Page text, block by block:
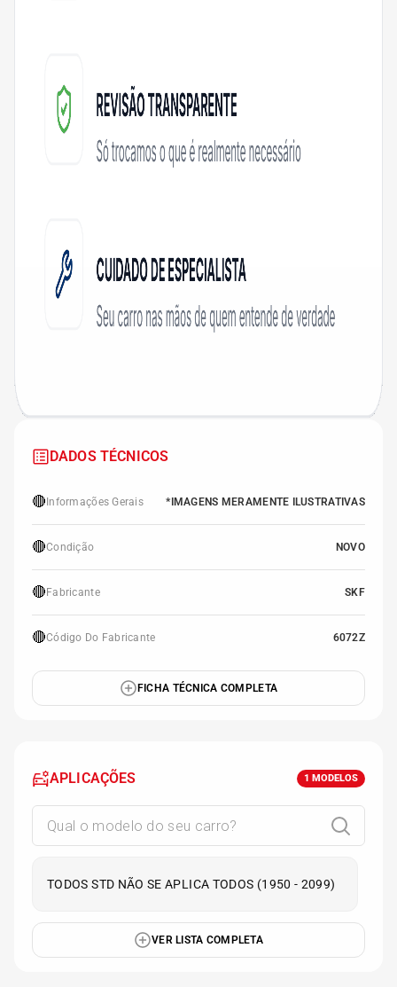
DADOS TÉCNICOS
🔴 Informações Gerais *IMAGENS MERAMENTE ILUSTRATIVAS
🔴Condição NOVO
🔴 Fabricante SKF
🔴Código Do Fabricante 6072Z
FICHA TÉCNICA COMPLETA
APLICAÇÕES 1 MODELOS
TODOS STD NÃO SE APLICA TODOS (1950 - 2099)
VER LISTA COMPLETA